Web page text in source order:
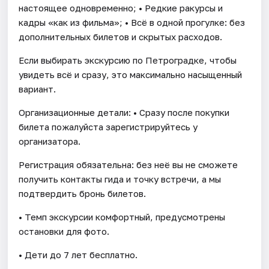
настоящее одновременно; • Редкие ракурсы и
кадры «как из фильма»; • Всё в одной прогулке: без
дополнительных билетов и скрытых расходов.
Если выбирать экскурсию по Петроградке, чтобы
увидеть всё и сразу, это максимально насыщенный
вариант.
Организационные детали: • Сразу после покупки
билета пожалуйста зарегистрируйтесь у
организатора.
Регистрация обязательна: без неё вы не сможете
получить контакты гида и точку встречи, а мы
подтвердить бронь билетов.
• Темп экскурсии комфортный, предусмотрены
остановки для фото.
• Дети до 7 лет бесплатно.